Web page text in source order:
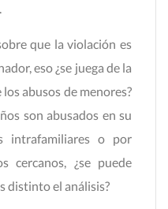
que la violación es
eso ¿se juega de la
abusos de menores?
son abusados en su
intrafamiliares o por
cercanos, ¿se puede
distinto el análisis?